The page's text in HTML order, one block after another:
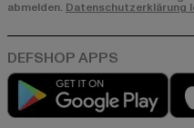
abmelden. Datenschutzerklärung